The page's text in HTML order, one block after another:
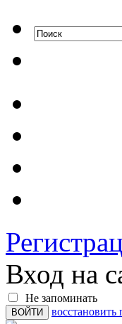
Вход на
Не запоминать
восстановить